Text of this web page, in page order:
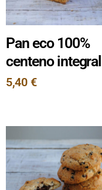
Pan eco 100%
centeno integral
5,40 €